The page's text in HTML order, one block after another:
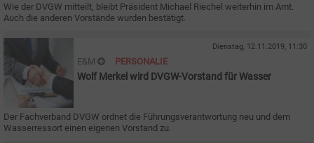
Wie der DVGW mitteilt, bleibt Präsident Michael Riechel weiterhin im Amt.
Auch die anderen Vorstände wurden bestätigt.
Dienstag, 12.11.2019, 11:30
E&M PERSONALIE
Wolf Merkel wird DVGW-Vorstand für Wasser
Der Fachverband DVGW ordnet die Führungsverantwortung neu und dem
Wasserressort einen eigenen Vorstand zu.